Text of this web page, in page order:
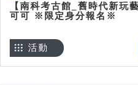
【南科考古館_舊時代新玩
可可 ※限定身分報名※
活動